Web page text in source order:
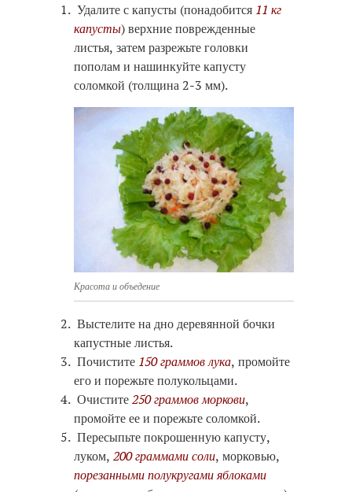
Удалите с капусты (понадобится 11 кг
капусты) верхние поврежденные
листья, затем разрежьте головки
пополам и нашинкуйте капусту
соломкой (толщина 2-3 мм).
Красота и объедение
Выстелите на дно деревянной бочки
капустные листья.
Почистите 150 граммов лука, промойте
его и порежьте полукольцами.
Очистите250 граммов моркови,
промойте ее и порежьте соломкой.
Пересыпьте покрошенную капусту,
луком, 200 граммами соли, морковью,
порезанными полукругами яблоками